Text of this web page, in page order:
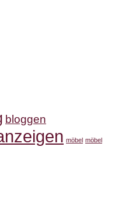
bloggen
möbel möbel